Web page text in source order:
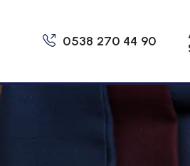
0538 270 44 90